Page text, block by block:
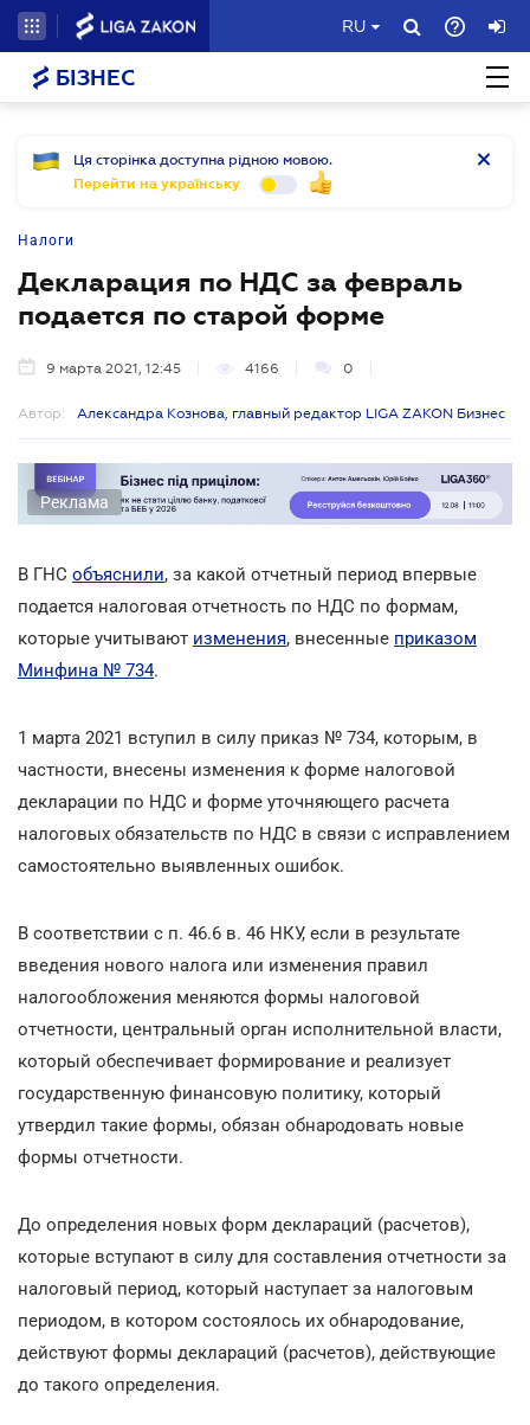
RU
БІЗНЕС
Ця сторінка доступна рідною мовою.
Перейти на українську
Налоги
Декларация по НДС за февраль
подается по старой форме
9 марта 2021, 12:45 4166 0
Автор: Александра Кознова, главный редактор LIGA ZAKON Бизнес
Реклама
В ГНС объяснили, за какой отчетный период впервые
подается налоговая отчетность по НДС по формам,
которые учитывают изменения, внесенные приказом
Минфина № 734.
1 марта 2021 вступил в силу приказ № 734, которым, в
частности, внесены изменения к форме налоговой
декларации по НДС и форме уточняющего расчета
налоговых обязательств по НДС в связи с исправлением
самостоятельно выявленных ошибок.
В соответствии с п. 46.6 в. 46 НКУ, если в результате
введения нового налога или изменения правил
налогообложения меняются формы налоговой
отчетности, центральный орган исполнительной власти,
который обеспечивает формирование и реализует
государственную финансовую политику, который
утвердил такие формы, обязан обнародовать новые
формы отчетности.
До определения новых форм деклараций (расчетов),
которые вступают в силу для составления отчетности за
налоговый период, который наступает за налоговым
периодом, в котором состоялось их обнародование,
действуют формы деклараций (расчетов), действующие
до такого определения.